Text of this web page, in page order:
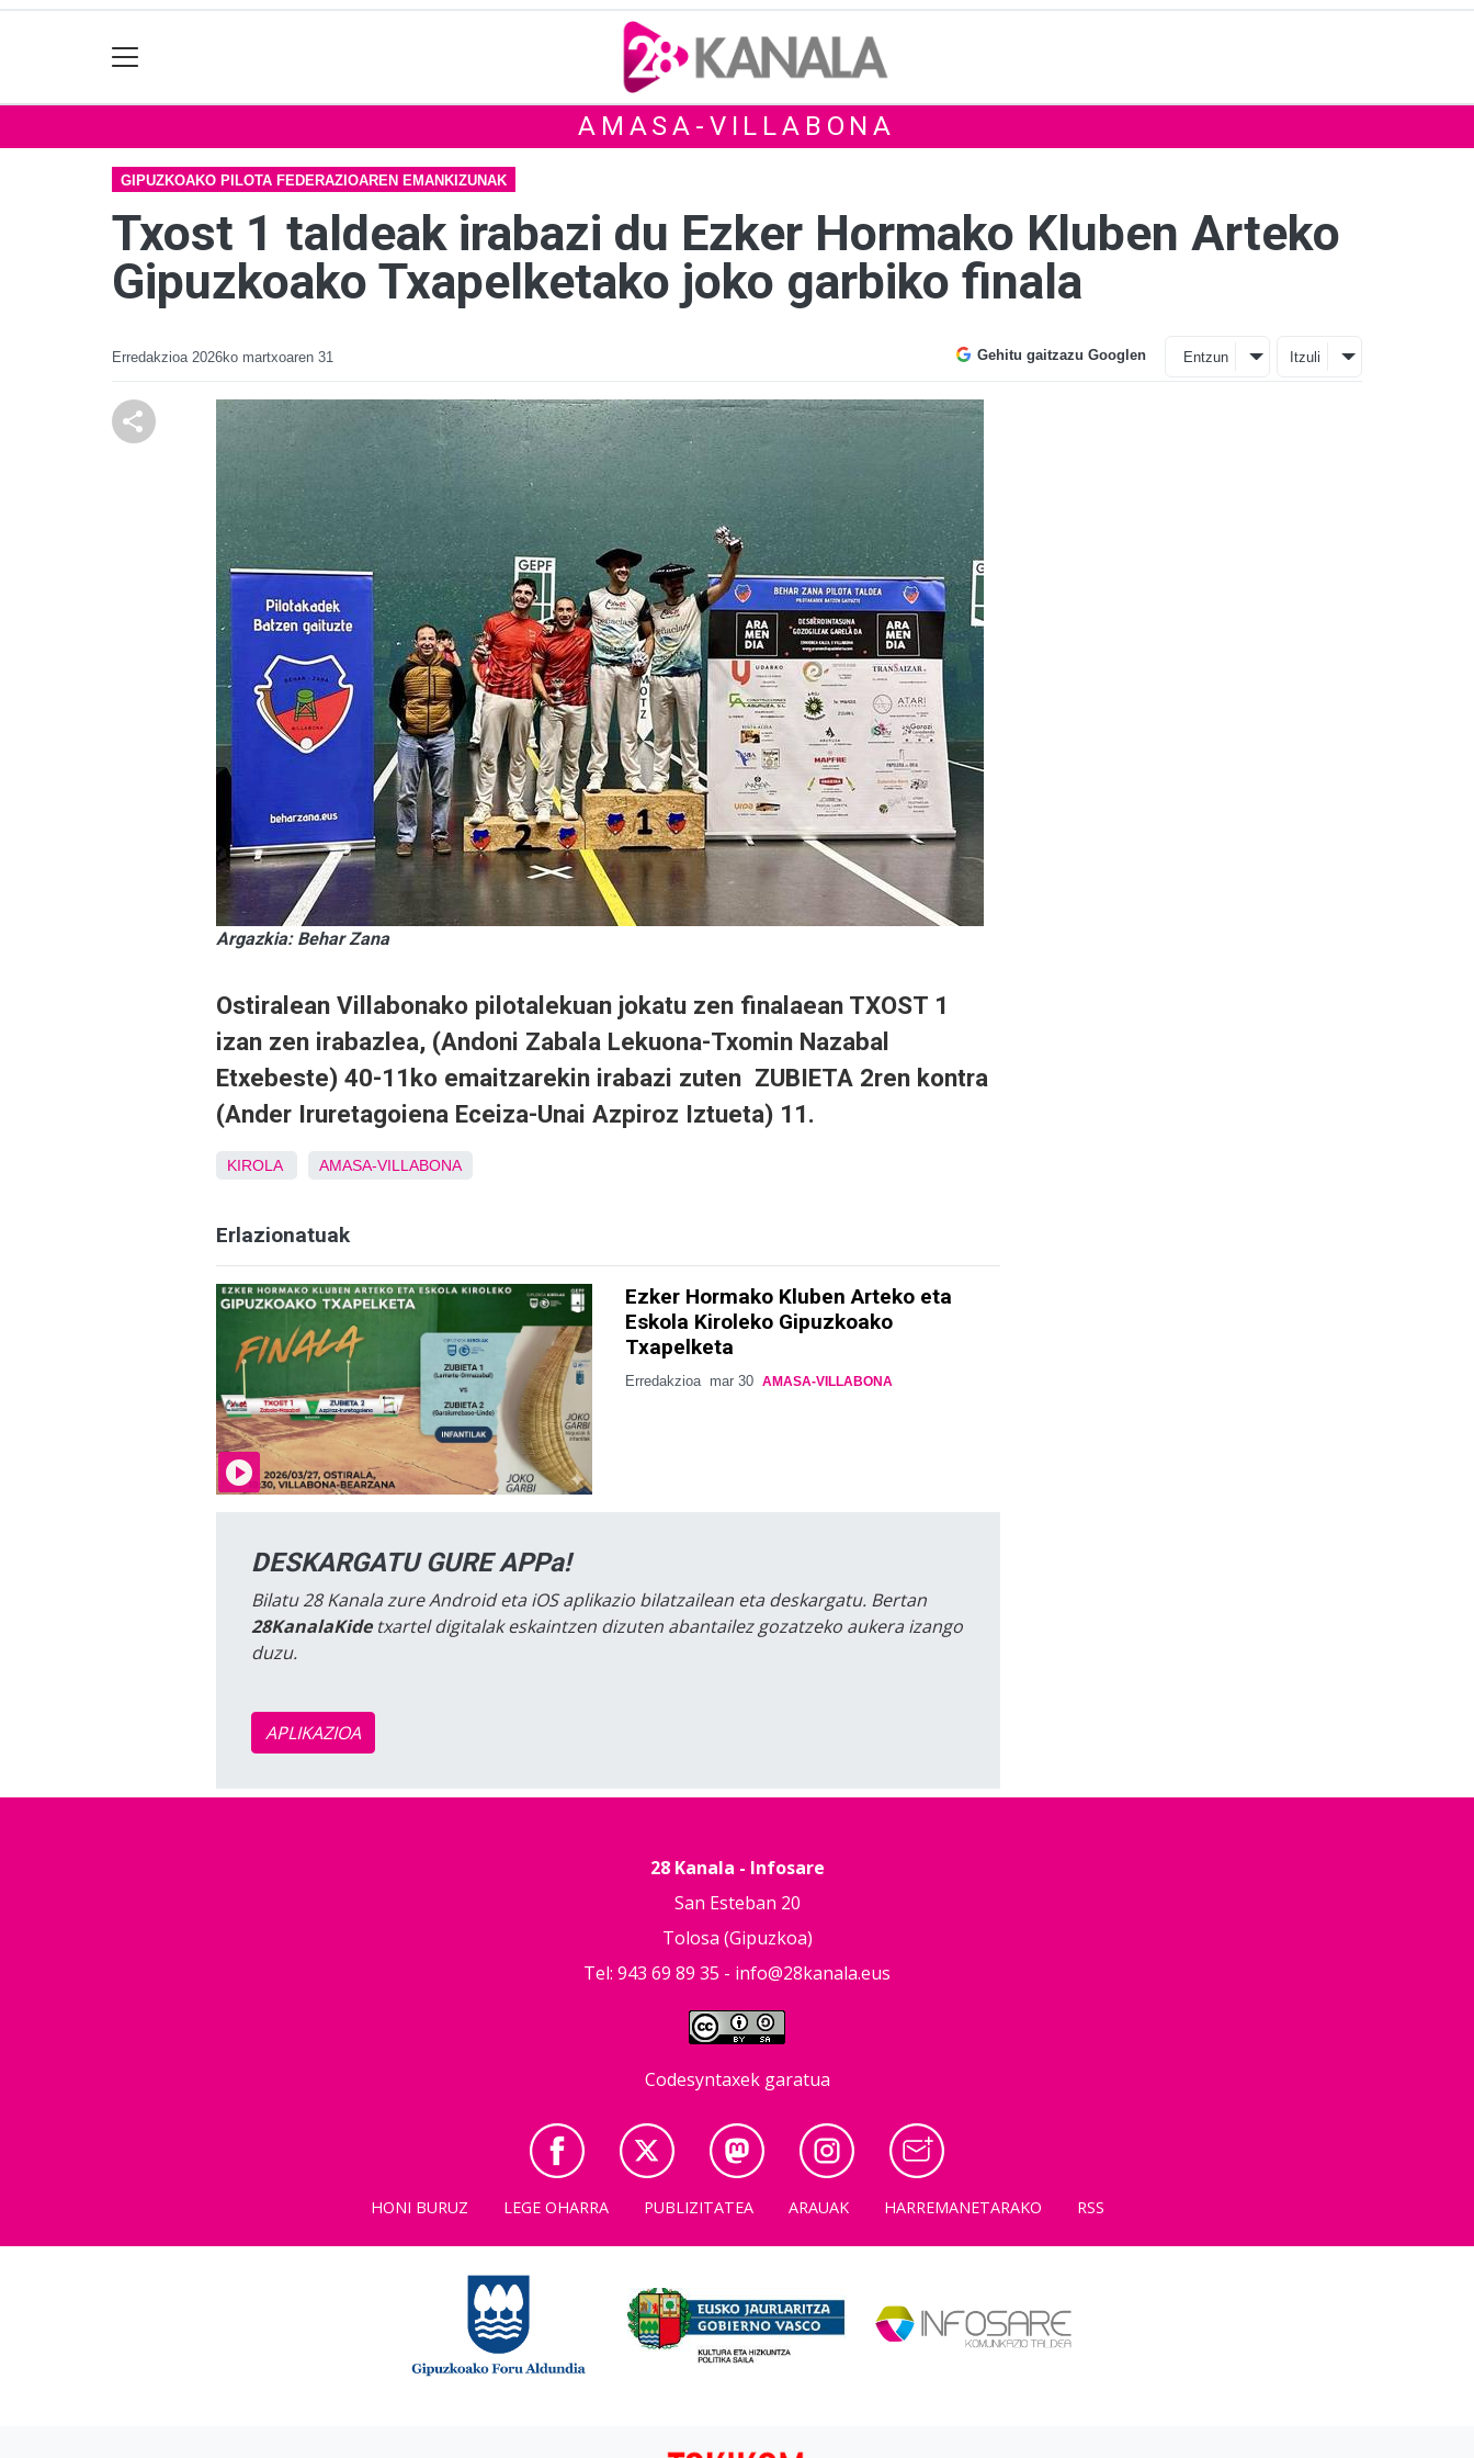
AMASA-VILLABONA
GIPUZKOAKO PILOTA FEDERAZIOAREN EMANKIZUNAK
Txost 1 taldeak irabazi du Ezker Hormako Kluben Arteko
Gipuzkoako Txapelketako joko garbiko finala
Erredakzioa 2026ko martxoaren 31 Gehitu gaitzazu Googlen Entzun Itzuli
Argazkia: Behar Zana
Ostiralean Villabonako pilotalekuan jokatu zen finalaean TXOST 1
izan zen irabazlea, (Andoni Zabala Lekuona-Txomin Nazabal
Etxebeste) 40-11ko emaitzarekin irabazi zuten ZUBIETA 2ren kontra
(Ander Iruretagoiena Eceiza-Unai Azpiroz Iztueta) 11.
KIROLA AMASA-VILLABONA
Erlazionatuak
Ezker Hormako Kluben Arteko eta
Eskola Kiroleko Gipuzkoako
Txapelketa
Erredakzioa mar 30 AMASA-VILLABONA
DESKARGATU GURE APPa!
Bilatu 28 Kanala zure Android eta iOS aplikazio bilatzailean eta deskargatu. Bertan
28KanalaKidetxartel digitalak eskaintzen dizuten abantailez gozatzeko aukera izango
duzu.
APLIKAZIOA
28 Kanala - Infosare
San Esteban 20
Tolosa (Gipuzkoa)
Tel: 943 69 89 35 - info@28kanala.eus
Codesyntaxek garatua
HONI BURUZ LEGE OHARRA PUBLIZITATEA ARAUAK HARREMANETARAKO RSS